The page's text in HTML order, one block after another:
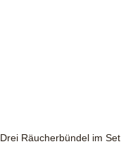
Drei Räucherbündel im Set